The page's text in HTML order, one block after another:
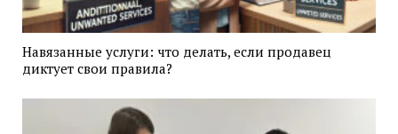
Навязанные услуги: что делать, если продавец
диктует свои правила?